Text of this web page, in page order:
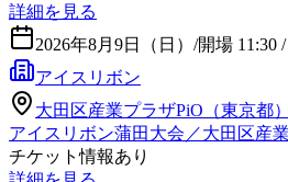
詳細を見る
2026年8月9日（日） /開場 11:30
アイスリボン
大田区産業プラザPiO（東京都）
アイスリボン蒲田大会／大田区産
チケット情報あり